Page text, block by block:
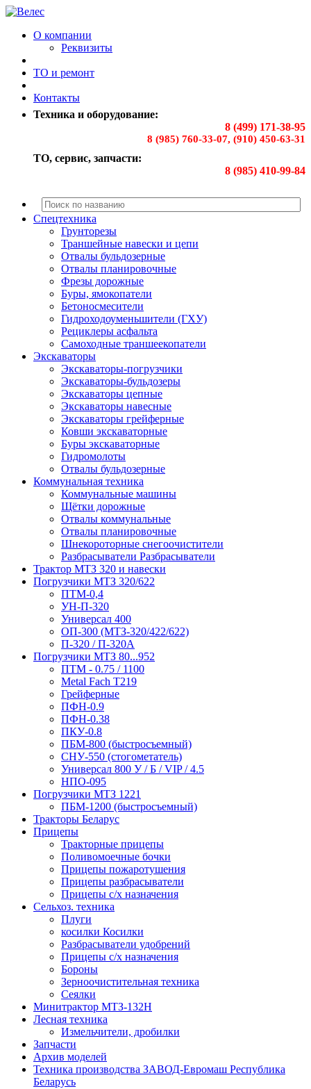
О компании
Реквизиты
ТО и ремонт
Контакты
Техника и оборудование:
8 (499) 171-38-95
8 (985) 760-33-07, (910) 450-63-31
ТО, сервис, запчасти:
8 (985) 410-99-84
Спецтехника
Грунторезы
Траншейные навески и цепи
Отвалы бульдозерные
Отвалы планировочные
Фрезы дорожные
Буры, ямокопатели
Бетоносмесители
Гидроходоуменьшители (ГХУ)
Рециклеры асфальта
Самоходные траншеекопатели
Экскаваторы
Экскаваторы-погрузчики
Экскаваторы-бульдозеры
Экскаваторы цепные
Экскаваторы навесные
Экскаваторы грейферные
Ковши экскаваторные
Буры экскаваторные
Гидромолоты
Отвалы бульдозерные
Коммунальная техника
Коммунальные машины
Щётки дорожные
Отвалы коммунальные
Отвалы планировочные
Шнекороторные снегоочистители
Разбрасыватели Разбрасыватели
Трактор МТЗ 320 и навески
Погрузчики МТЗ 320/622
ПТМ-0,4
УН-П-320
Универсал 400
ОП-300 (МТЗ-320/422/622)
П-320 / П-320А
Погрузчики МТЗ 80...952
ПТМ - 0.75 / 1100
Metal Fach T219
Грейферные
ПФН-0.9
ПФН-0.38
ПКУ-0.8
ПБМ-800 (быстросъемный)
СНУ-550 (стогометатель)
Универсал 800 У / Б / VIP / 4.5
НПО-095
Погрузчики МТЗ 1221
ПБМ-1200 (быстросъемный)
Тракторы Беларус
Прицепы
Тракторные прицепы
Поливомоечные бочки
Прицепы пожаротушения
Прицепы разбрасыватели
Прицепы с/х назначения
Сельхоз. техника
Плуги
косилки Косилки
Разбрасыватели удобрений
Прицепы с/х назначения
Бороны
Зерноочистительная техника
Сеялки
Минитрактор МТЗ-132Н
Лесная техника
Измельчители, дробилки
Запчасти
Архив моделей
Техника производства ЗАВОД-Евромаш Республика
Беларусь